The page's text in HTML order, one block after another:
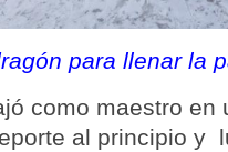
para llenar la
como maestro en
al principio y